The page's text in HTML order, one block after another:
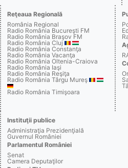
Reţeaua Regională
România Regional
Radio România Bucureşti FM
Radio România Braşov FM
Radio România Cluj
Radio România Constanţa
Radio România Vacanţa
Radio România Oltenia-Craiova
Radio România Iaşi
Radio România Reşiţa
Radio România Târgu Mureş
Radio România Timişoara
Instituţii publice
Administraţia Prezidenţială
Guvernul României
Parlamentul României
Senat
Camera Deputaţilor